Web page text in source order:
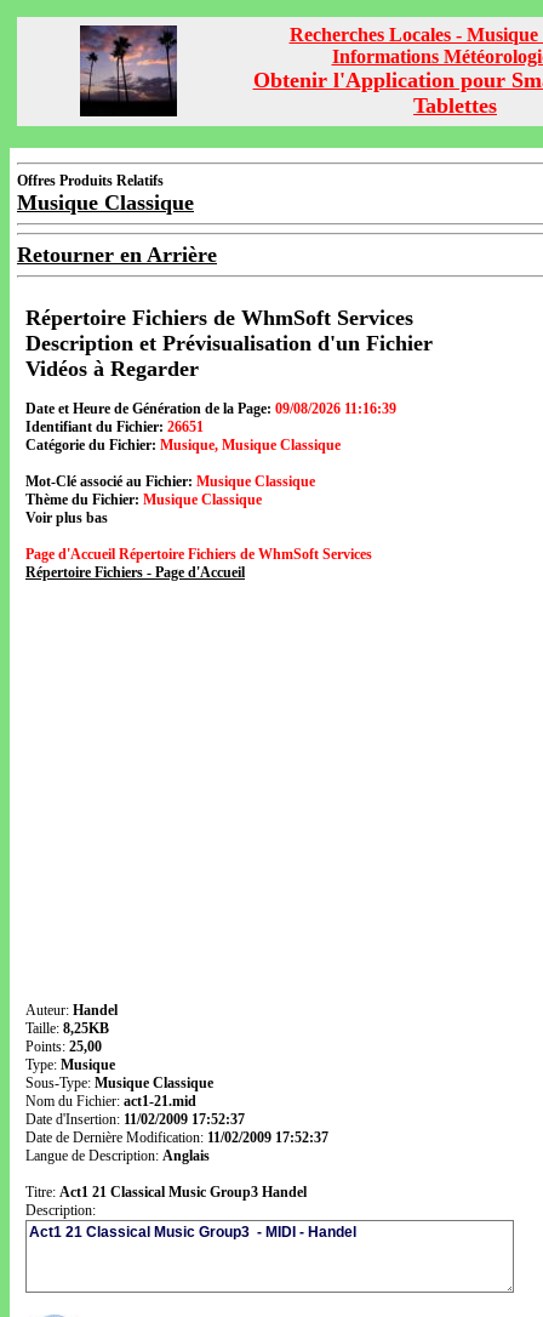
Recherches Locales - Musique
Informations
Obtenir l'Application pour
Tablettes
Offres Produits Relatifs
Musique Classique
Retourner en Arrière
Répertoire Fichiers de WhmSoft Services
Description et Prévisualisation d'un Fichier
Vidéos à Regarder
Date et Heure de Génération de la Page: 09/08/2026 11:16:39
Identifiant du Fichier: 26651
Catégorie du Fichier: Musique, Musique Classique
Mot-Clé associé au Fichier: Musique Classique
Thème du Fichier: Musique Classique
Voir plus bas
Page d'Accueil Répertoire Fichiers de WhmSoft Services
Répertoire Fichiers - Page d'Accueil
Auteur: Handel
Taille: 8,25KB
Points: 25,00
Type: Musique
Sous-Type: Musique Classique
Nom du Fichier: act1-21.mid
Date d'Insertion: 11/02/2009 17:52:37
Date de Dernière Modification: 11/02/2009 17:52:37
Langue de Description: Anglais
Titre: Act1 21 Classical Music Group3 Handel
Description: